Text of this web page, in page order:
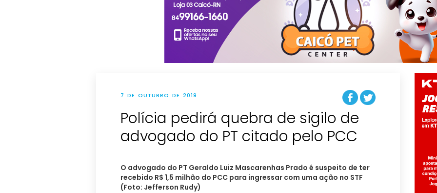
7 DE OUTUBRO DE 2019
Polícia pedirá quebra de sigilo de
advogado do PT citado pelo PCC
O advogado do PT Geraldo Luiz Mascarenhas Prado é suspeito de ter
recebido R$ 1,5 milhão do PCC para ingressar com uma ação no STF
(Foto: Jefferson Rudy)